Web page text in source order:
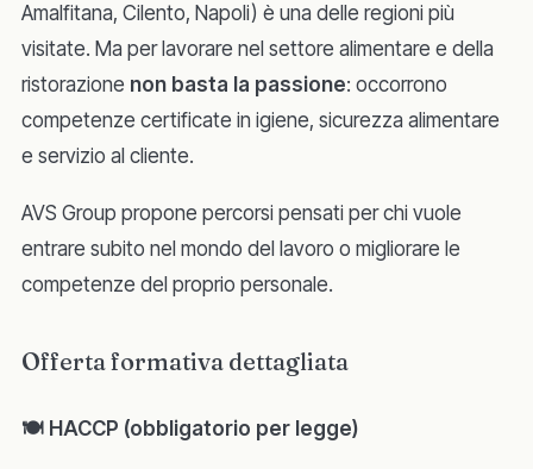
Amalfitana, Cilento, Napoli) è una delle regioni più
visitate. Ma per lavorare nel settore alimentare e della
ristorazione non basta la passione: occorrono
competenze certificate in igiene, sicurezza alimentare
e servizio al cliente.
AVS Group propone percorsi pensati per chi vuole
entrare subito nel mondo del lavoro o migliorare le
competenze del proprio personale.
Offerta formativa dettagliata
🍽 HACCP (obbligatorio per legge)